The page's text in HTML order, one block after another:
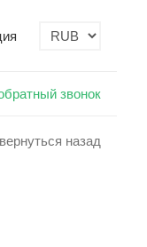
звонок
назад